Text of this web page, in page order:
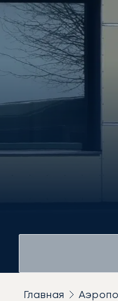
Главная